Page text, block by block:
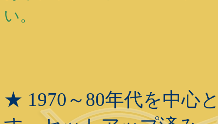
い。
★ 1970～80年代を中心